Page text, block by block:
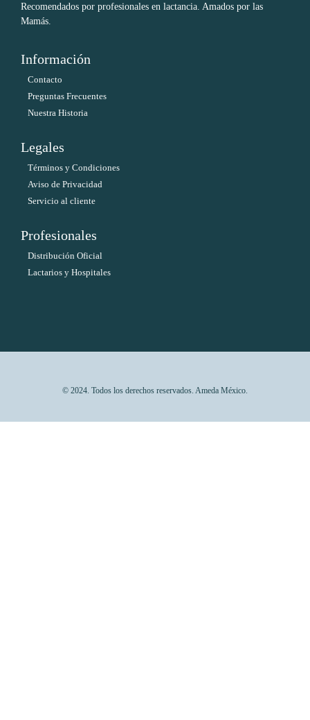
Recomendados por profesionales en lactancia. Amados por las
Mamás.
Información
Contacto
Preguntas Frecuentes
Nuestra Historia
Legales
Términos y Condiciones
Aviso de Privacidad
Servicio al cliente
Profesionales
Distribución Oficial
Lactarios y Hospitales
© 2024. Todos los derechos reservados. Ameda México.